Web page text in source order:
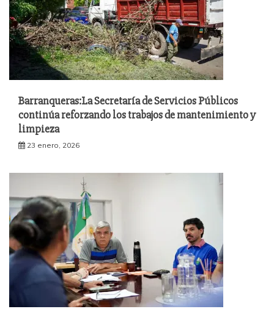
Barranqueras:La Secretaría de Servicios Públicos
continúa reforzando los trabajos de mantenimiento y
limpieza
23 enero, 2026